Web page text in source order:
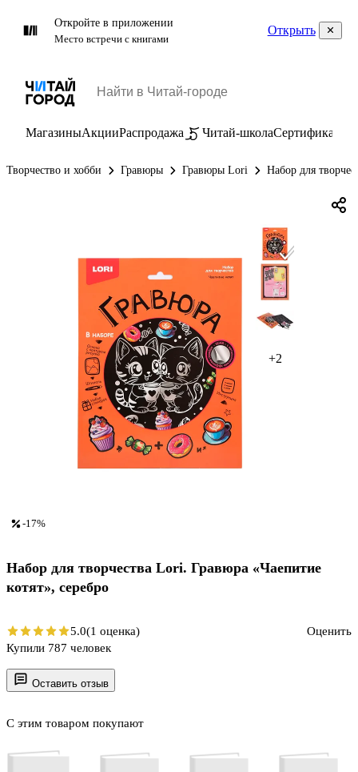
Откройте в приложении
Место встречи с книгами
Открыть
МагазиныАкцииРаспродажа Читай-школаСертификаты
Творчество и хобби Гравюры Гравюры Lori Набор для
+2
Оставить отзыв
С этим товаром покупают
-17%
Набор для творчества Lori. Гравюра «Чаепитие
котят», серебро
5.0(1 оценка)
Оценить
Купили 787 человек